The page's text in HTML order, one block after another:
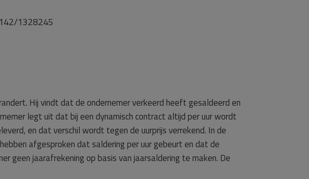
1328245
Hij vindt dat de ondernemer verkeerd heeft gesaldeerd en
legt uit dat bij een dynamisch contract altijd per uur wordt
en dat verschil wordt tegen de uurprijs verrekend. In de
afgesproken dat saldering per uur gebeurt en dat de
geen jaarafrekening op basis van jaarsaldering te maken. De